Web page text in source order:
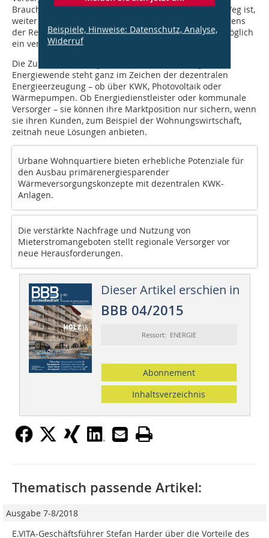
Brauchwasser) ein auf politischer Seite anerkannter Weg ist,
weiter Transparenz und Effizienz voranzubringen. Seitens
der Regierung muss hierzu allerdings nun schnellstmöglich
ein verbindlicher Rechtsrahmen geschaffen werden.
Die Zukunft der Energiebranche und der Erfolg der
Energiewende steht ganz im Zeichen der dezentralen
Energieerzeugung – ob über KWK, Photovoltaik oder
Wärmepumpen. Ob Energiedienstleister oder kommunale
Versorger – sie können ihre Marktposition nur sichern, wenn
sie ihren Kunden, zum Beispiel der Wohnungswirtschaft,
zeitnah neue Lösungen anbieten.
Urbane Wohnquartiere bieten erhebliche Potenziale für
den Ausbau primärenergiesparender
Wärmeversorgungskonzepte mit dezentralen KWK-
Anlagen.
Die verstärkte Nachfrage und Nutzung von
Mieterstromangeboten stellt regionale Versorger vor
neue Herausforderungen.
Dieser Artikel erschien in
BBB 04/2015
Ressort: ENERGIE
Abonnement
Inhaltsverzeichnis
Beispiele, Hinweise: Datenschutz, Analyse,
Widerruf
Thematisch passende Artikel:
Ausgabe 7-8/2018
E.VITA-Geschäftsführer Stefan Harder über die Vorteile des